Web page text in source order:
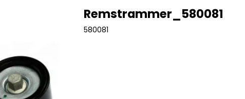
Remstrammer_580081
580081